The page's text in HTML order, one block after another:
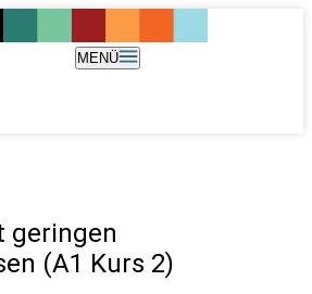
MENÜ
geringen
(A1 Kurs 2)